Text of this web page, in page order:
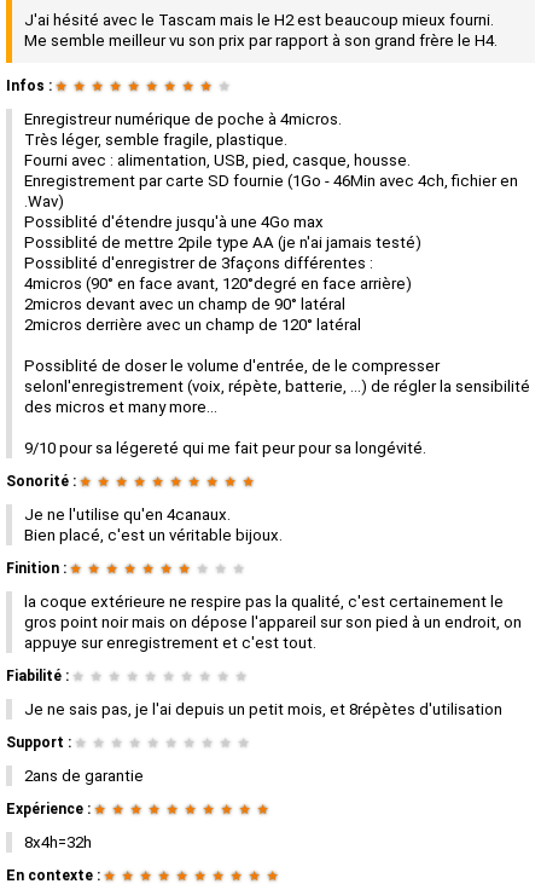
J'ai hésité avec le Tascam mais le H2 est beaucoup mieux fourni.
Me semble meilleur vu son prix par rapport à son grand frère le H4.
Infos : ★ ★ ★ ★ ★ ★ ★ ★ ★ ★
Enregistreur numérique de poche à 4micros.
Très léger, semble fragile, plastique.
Fourni avec : alimentation, USB, pied, casque, housse.
Enregistrement par carte SD fournie (1Go - 46Min avec 4ch, fichier en
.Wav)
Possiblité d'étendre jusqu'à une 4Go max
Possiblité de mettre 2pile type AA (je n'ai jamais testé)
Possiblité d'enregistrer de 3façons différentes :
4micros (90° en face avant, 120°degré en face arrière)
2micros devant avec un champ de 90° latéral
2micros derrière avec un champ de 120° latéral
Possiblité de doser le volume d'entrée, de le compresser
selonl'enregistrement (voix, répète, batterie, ...) de régler la sensibilité
des micros et many more...
9/10 pour sa légereté qui me fait peur pour sa longévité.
Sonorité : ★ ★ ★ ★ ★ ★ ★ ★ ★ ★
Je ne l'utilise qu'en 4canaux.
Bien placé, c'est un véritable bijoux.
Finition : ★ ★ ★ ★ ★ ★ ★ ★ ★ ★
la coque extérieure ne respire pas la qualité, c'est certainement le
gros point noir mais on dépose l'appareil sur son pied à un endroit, on
appuye sur enregistrement et c'est tout.
Fiabilité : ★ ★ ★ ★ ★ ★ ★ ★ ★ ★
Je ne sais pas, je l'ai depuis un petit mois, et 8répètes d'utilisation
Support : ★ ★ ★ ★ ★ ★ ★ ★ ★ ★
2ans de garantie
Expérience : ★ ★ ★ ★ ★ ★ ★ ★ ★ ★
8x4h=32h
En contexte : ★ ★ ★ ★ ★ ★ ★ ★ ★ ★